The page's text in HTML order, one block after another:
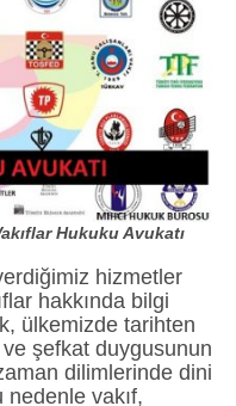
Avukatı
hizmetler
hakkında bilgi
ülkemizde tarihten
ve şefkat duygusunun
dilimlerinde dini
vakıf,